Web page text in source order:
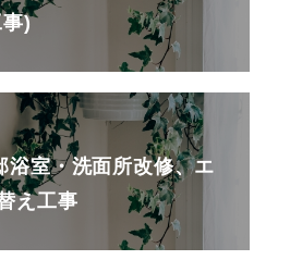
事)
室・洗面所改修、エ
え工事